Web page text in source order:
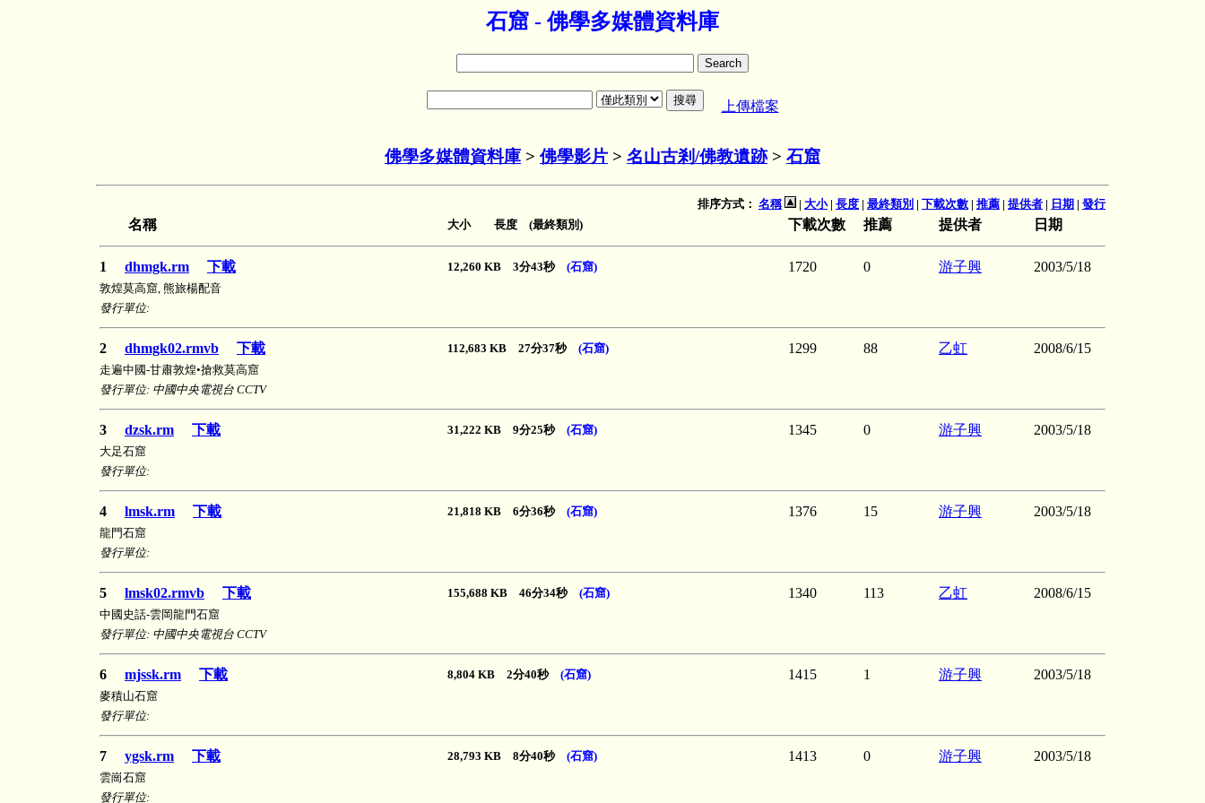
石窟 - 佛學多媒體資料庫
上傳檔案
佛學多媒體資料庫 > 佛學影片 > 名山古剎/佛教遺跡> 石窟
排序方式： 名稱 | 大小| 長度 | 最終類別 | 下載次數 | 推薦 | 提供者 | 日期 | 發行
名稱 大小 長度 (最終類別) 下載次數 推薦 提供者 日期
1 dhmgk.rm 下載 12,260 KB 3分43秒 (石窟) 1720 0 游子興 2003/5/18
敦煌莫高窟, 熊旅楊配音
發行單位:
2 dhmgk02.rmvb 下載 112,683 KB 27分37秒 (石窟) 1299 88 乙虹 2008/6/15
走遍中國-甘肅敦煌•搶救莫高窟
發行單位: 中國中央電視台 CCTV
3 dzsk.rm 下載 31,222 KB 9分25秒 (石窟) 1345 0 游子興 2003/5/18
大足石窟
發行單位:
4 lmsk.rm 下載 21,818 KB 6分36秒 (石窟) 1376 15 游子興 2003/5/18
龍門石窟
發行單位:
5 lmsk02.rmvb 下載 155,688 KB 46分34秒 (石窟) 1340 113 乙虹 2008/6/15
中國史話-雲岡龍門石窟
發行單位: 中國中央電視台 CCTV
6 mjssk.rm 下載 8,804 KB 2分40秒 (石窟) 1415 1 游子興 2003/5/18
麥積山石窟
發行單位:
7 ygsk.rm 下載 28,793 KB 8分40秒 (石窟) 1413 0 游子興 2003/5/18
雲崗石窟
發行單位: